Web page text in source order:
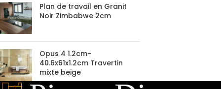
Plan de travail en Granit
Noir Zimbabwe 2cm
Opus 4 1.2cm-
40.6x61x1.2cm Travertin
mixte beige